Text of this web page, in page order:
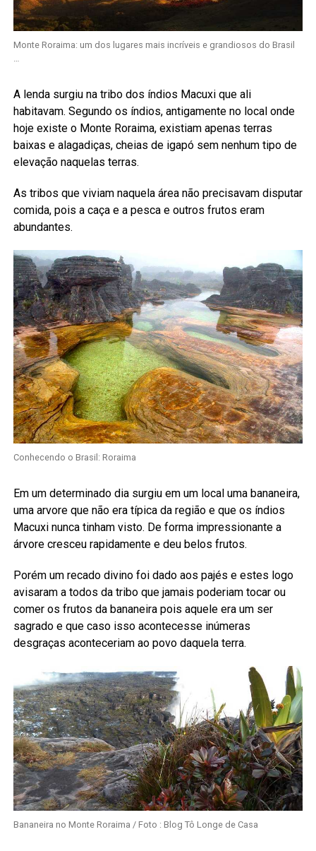
Monte Roraima: um dos lugares mais incríveis e grandiosos do Brasil
…
A lenda surgiu na tribo dos índios Macuxi que ali
habitavam. Segundo os índios, antigamente no local onde
hoje existe o Monte Roraima, existiam apenas terras
baixas e alagadiças, cheias de igapó sem nenhum tipo de
elevação naquelas terras.
As tribos que viviam naquela área não precisavam disputar
comida, pois a caça e a pesca e outros frutos eram
abundantes.
Conhecendo o Brasil: Roraima
Em um determinado dia surgiu em um local uma bananeira,
uma arvore que não era típica da região e que os índios
Macuxi nunca tinham visto. De forma impressionante a
árvore cresceu rapidamente e deu belos frutos.
Porém um recado divino foi dado aos pajés e estes logo
avisaram a todos da tribo que jamais poderiam tocar ou
comer os frutos da bananeira pois aquele era um ser
sagrado e que caso isso acontecesse inúmeras
desgraças aconteceriam ao povo daquela terra.
Bananeira no Monte Roraima / Foto : Blog Tô Longe de Casa